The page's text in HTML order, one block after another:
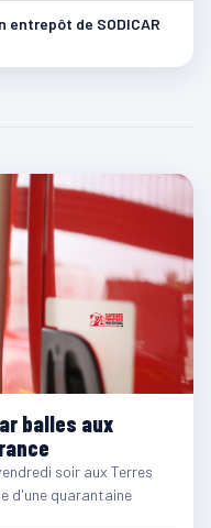
entrepôt de SODICAR
balles aux
soir aux Terres
d'une quarantaine